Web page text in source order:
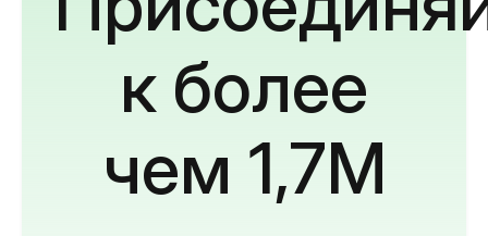
к более
чем 1,7M